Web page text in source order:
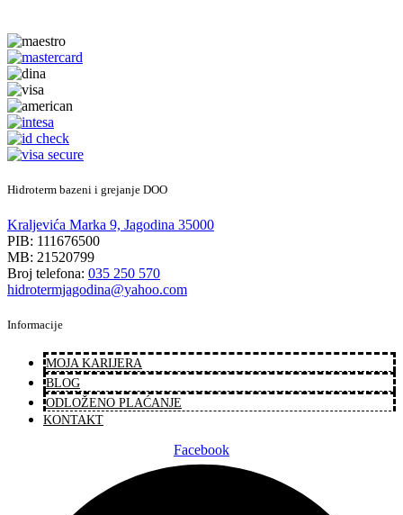
Hidroterm bazeni i grejanje DOO
Kraljevića Marka 9, Jagodina 35000
PIB: 111676500
MB: 21520799
Broj telefona: 035 250 570
hidrotermjagodina@yahoo.com
Informacije
MOJA KARIJERA
BLOG
ODLOŽENO PLAĆANJE
KONTAKT
Facebook